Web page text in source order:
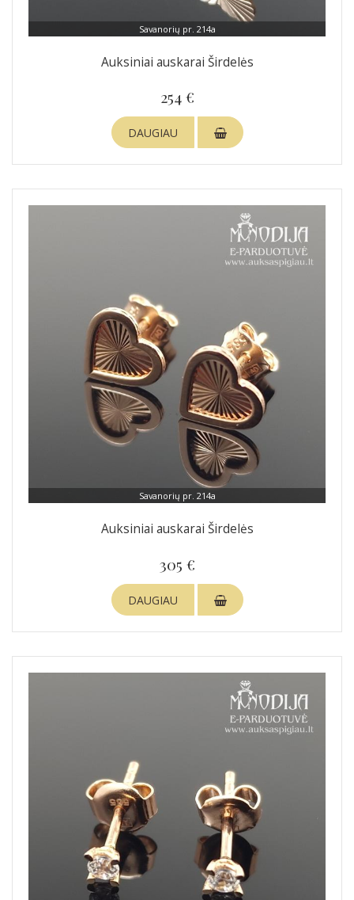
Savanorių pr. 214a
Auksiniai auskarai Širdelės
254 €
DAUGIAU
Savanorių pr. 214a
Auksiniai auskarai Širdelės
305 €
DAUGIAU